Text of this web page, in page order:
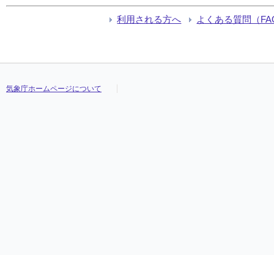
利用される方へ よくある質問（
気象庁ホームページについて